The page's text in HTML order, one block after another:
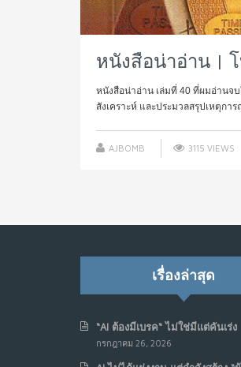
หนังสือน่าอ่าน |
หนังสือน่าอ่าน เล่มที่ 40 ที่ผมอ่านจ
สังเคราะห์ และประมวลสรุปเหตุกา
AJBOMB 3115 VIEWS
เรื่องล่าสุด
“AI ต้องมีเบรค“ ไม่ใช่มีแต่คันเร่ง
กรกฎาคม 26, 2026